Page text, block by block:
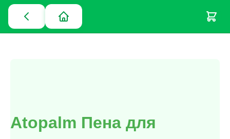
Atopalm Пена для